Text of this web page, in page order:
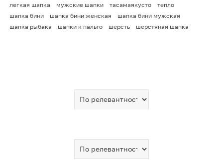
легкая шапка
мужские шапки тасамаякусто
тепло
шапка бини
шапка бини женская
шапка бини мужская
шапка рыбака
шапки к пальто шерсть шерстяная шапка